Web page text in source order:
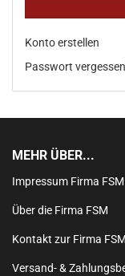
Konto erstellen
Passwort
MEHR ÜBER...
Impressum Firma FSM
Über die Firma FSM
Kontakt zur Firma FSM
Versand- &